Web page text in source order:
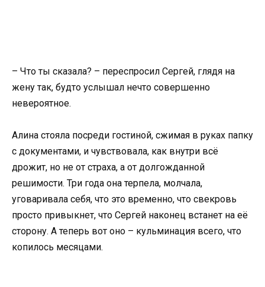
– Что ты сказала? – переспросил Сергей, глядя на
жену так, будто услышал нечто совершенно
невероятное.
Алина стояла посреди гостиной, сжимая в руках папку
с документами, и чувствовала, как внутри всё
дрожит, но не от страха, а от долгожданной
решимости. Три года она терпела, молчала,
уговаривала себя, что это временно, что свекровь
просто привыкнет, что Сергей наконец встанет на её
сторону. А теперь вот оно – кульминация всего, что
копилось месяцами.